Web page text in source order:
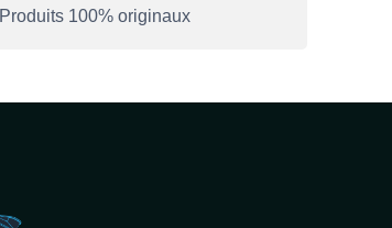
Produits 100% originaux